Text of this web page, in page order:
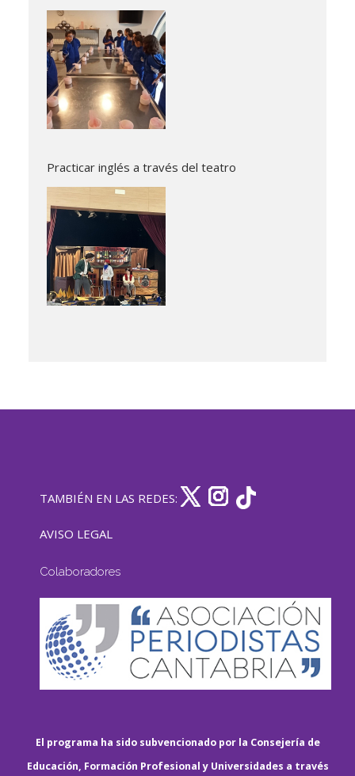
Practicar inglés a través del teatro
TAMBIÉN EN LAS REDES:
AVISO LEGAL
Colaboradores
El programa ha sido subvencionado por la Consejería de
Educación, Formación Profesional y Universidades a través